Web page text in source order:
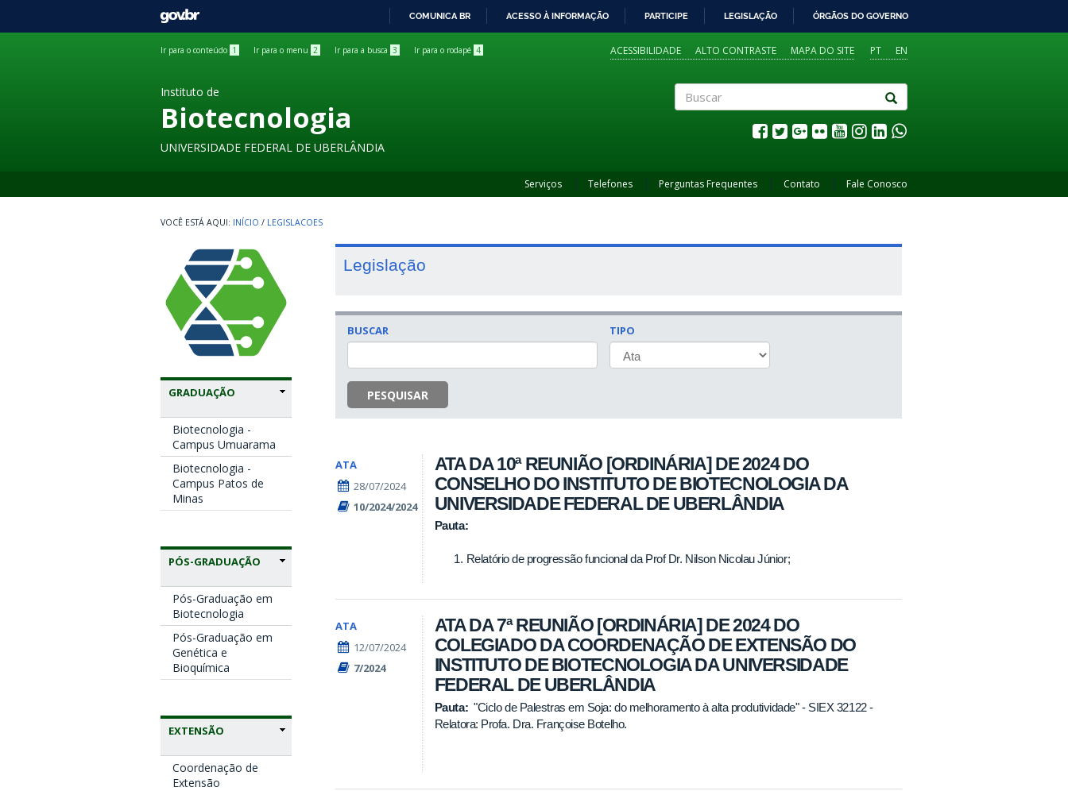
GOVBR
COMUNICA BR ACESSO À INFORMAÇÃO PARTICIPE LEGISLAÇÃO ÓRGÃOS DO GOVERNO
Ir para o conteúdo 1 Ir para o menu 2 Ir para a busca 3 Ir para o rodapé 4 PT EN
ACESSIBILIDADE ALTO CONTRASTE MAPA DO SITE
Instituto de
Biotecnologia
UNIVERSIDADE FEDERAL DE UBERLÂNDIA
Serviços Telefones Perguntas Frequentes Contato Fale Conosco
INÍCIO / LEGISLACOES
GRADUAÇÃO
Biotecnologia -
Campus Umuarama
Biotecnologia -
Campus Patos de
Minas
PÓS-GRADUAÇÃO
Pós-Graduação em
Biotecnologia
Pós-Graduação em
Genética e
Bioquímica
EXTENSÃO
Coordenação de
Extensão
Legislação
BUSCAR TIPO
PESQUISAR
ATA
28/07/2024
10/2024/2024
ATA DA 10ª REUNIÃO [ORDINÁRIA] DE 2024 DO
CONSELHO DO INSTITUTO DE BIOTECNOLOGIA DA
UNIVERSIDADE FEDERAL DE UBERLÂNDIA
Pauta:
Relatório de progressão funcional da Prof Dr. Nilson Nicolau Júnior;
ATA
12/07/2024
7/2024
ATA DA 7ª REUNIÃO [ORDINÁRIA] DE 2024 DO
COLEGIADO DA COORDENAÇÃO DE EXTENSÃO DO
INSTITUTO DE BIOTECNOLOGIA DA UNIVERSIDADE
FEDERAL DE UBERLÂNDIA
Pauta:"Ciclo de Palestras em Soja: do melhoramento à alta produtividade" - SIEX 32122 -
Relatora: Profa. Dra. Françoise Botelho.